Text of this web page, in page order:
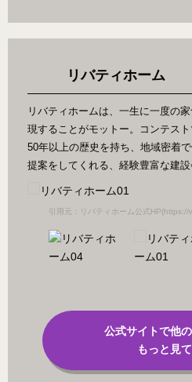
リバティホーム
リバティホームは、一生に一度の
現することがモットー。コンテス
50年以上の歴史を持ち、地域密着
提案をしてくれる、経験豊富な建設
引用元：リバティホーム公式
公式サイトで他
もっと見